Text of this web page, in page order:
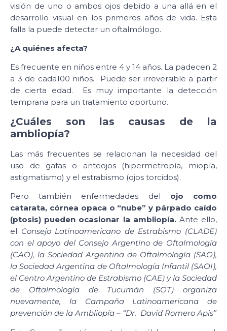
visión de uno o ambos ojos debido a una allá en el
desarrollo visual en los primeros años de vida. Esta
falla la puede detectar un oftalmólogo.
¿A quiénes afecta?
Es frecuente en niños entre 4 y 14 años. La padecen 2
a 3 de cada100 niños. Puede ser irreversible a partir
de cierta edad. Es muy importante la detección
temprana para un tratamiento oportuno.
¿Cuáles son las causas de la
ambliopía?
Las más frecuentes se relacionan la necesidad del
uso de gafas o anteojos (hipermetropía, miopía,
astigmatismo) y el estrabismo (ojos torcidos).
Pero también enfermedades del ojo como
catarata, córnea opaca o “nube” y párpado caído
(ptosis) pueden ocasionar la ambliopía.Ante ello,
el Consejo Latinoamericano de Estrabismo (CLADE)
con el apoyo del Consejo Argentino de Oftalmología
(CAO), la Sociedad Argentina de Oftalmología (SAO),
la Sociedad Argentina de Oftalmología Infantil (SAOI),
el Centro Argentino de Estrabismo (CAE) y la Sociedad
de Oftalmología de Tucumán (SOT) organiza
nuevamente, la Campaña Latinoamericana de
prevención de la Ambliopía – “Dr. David Romero Apis”